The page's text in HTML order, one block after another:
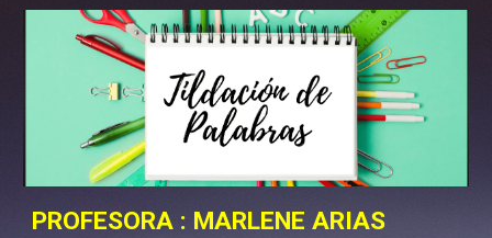
PROFESORA : MARLENE ARIAS